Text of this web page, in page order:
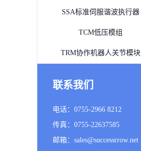
SSA标准伺服谐波执行器
TCM低压模组
TRM协作机器人关节模块
联系我们
电话：0755-2966 8212
传真：0755-22637585
邮箱：sales@successrrow.net